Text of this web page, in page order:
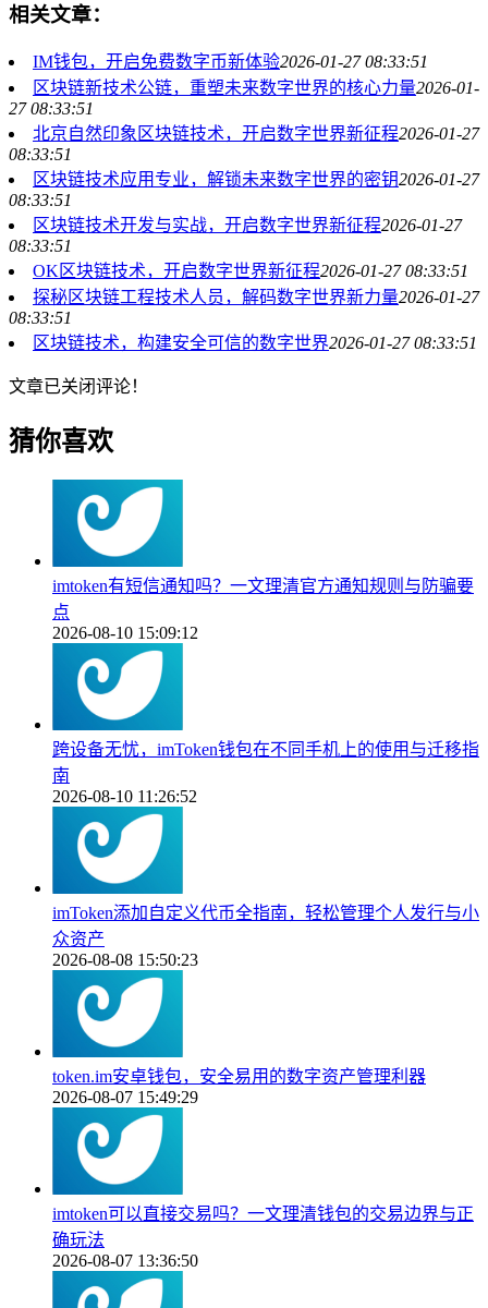
相关文章：
IM钱包，开启免费数字币新体验2026-01-27 08:33:51
区块链新技术公链，重塑未来数字世界的核心力量2026-01-
27 08:33:51
北京自然印象区块链技术，开启数字世界新征程2026-01-27
08:33:51
区块链技术应用专业，解锁未来数字世界的密钥2026-01-27
08:33:51
区块链技术开发与实战，开启数字世界新征程2026-01-27
08:33:51
OK区块链技术，开启数字世界新征程2026-01-27 08:33:51
探秘区块链工程技术人员，解码数字世界新力量2026-01-27
08:33:51
区块链技术，构建安全可信的数字世界2026-01-27 08:33:51
文章已关闭评论！
猜你喜欢
imtoken有短信通知吗？一文理清官方通知规则与防骗要
点
2026-08-10 15:09:12
跨设备无忧，imToken钱包在不同手机上的使用与迁移指
南
2026-08-10 11:26:52
imToken添加自定义代币全指南，轻松管理个人发行与小
众资产
2026-08-08 15:50:23
token.im安卓钱包，安全易用的数字资产管理利器
2026-08-07 15:49:29
imtoken可以直接交易吗？一文理清钱包的交易边界与正
确玩法
2026-08-07 13:36:50